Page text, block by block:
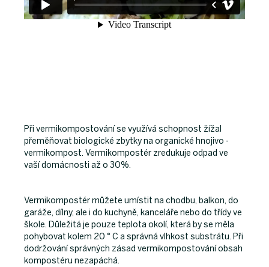
Při vermikompostování se využívá schopnost žížal
přeměňovat biologické zbytky na organické hnojivo -
vermikompost. Vermikompostér zredukuje odpad ve
vaší domácnosti až o 30%.
Vermikompostér můžete umístit na chodbu, balkon, do
garáže, dílny, ale i do kuchyně, kanceláře nebo do třídy ve
škole. Důležitá je pouze teplota okolí, která by se měla
pohybovat kolem 20 ° C a správná vlhkost substrátu. Při
dodržování správných zásad vermikompostování obsah
kompostéru nezapáchá.